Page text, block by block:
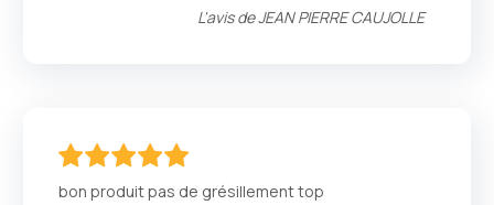
L'avis deJEAN PIERRE CAUJOLLE
bon produit pas de grésillement top